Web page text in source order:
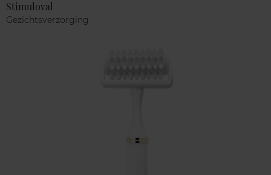
Stimuloval
Gezichtsverzorging